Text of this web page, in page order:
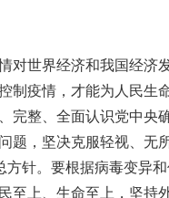
对世界经济和我国经济
制疫情，才能为人民生
完整、全面认识党中央
题，坚决克服轻视、无
方针。要根据病毒变异
至上、生命至上，坚持